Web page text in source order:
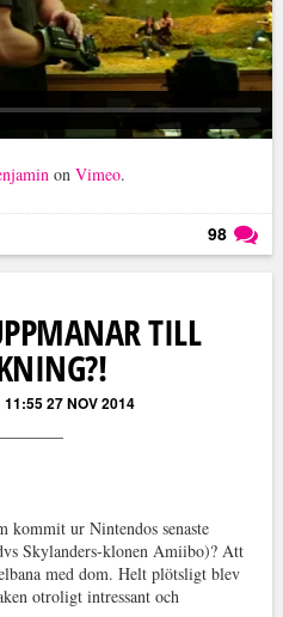
on Vimeo.
98
TILL
11:55 27 NOV 2014
kommit ur Nintendos senaste
Skylanders-klonen Amiibo)? Att
med dom. Helt plötsligt blev
otroligt intressant och